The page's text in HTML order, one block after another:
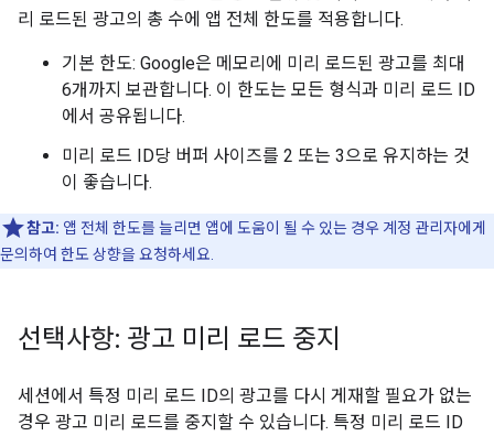
리 로드된 광고의 총 수에 앱 전체 한도를 적용합니다.
기본 한도: Google은 메모리에 미리 로드된 광고를 최대
6개까지 보관합니다. 이 한도는 모든 형식과 미리 로드 ID
에서 공유됩니다.
미리 로드 ID당 버퍼 사이즈를 2 또는 3으로 유지하는 것
이 좋습니다.
참고: 앱 전체 한도를 늘리면 앱에 도움이 될 수 있는 경우 계정 관리자에게
문의하여 한도 상향을 요청하세요.
선택사항: 광고 미리 로드 중지
세션에서 특정 미리 로드 ID의 광고를 다시 게재할 필요가 없는
경우 광고 미리 로드를 중지할 수 있습니다. 특정 미리 로드 ID